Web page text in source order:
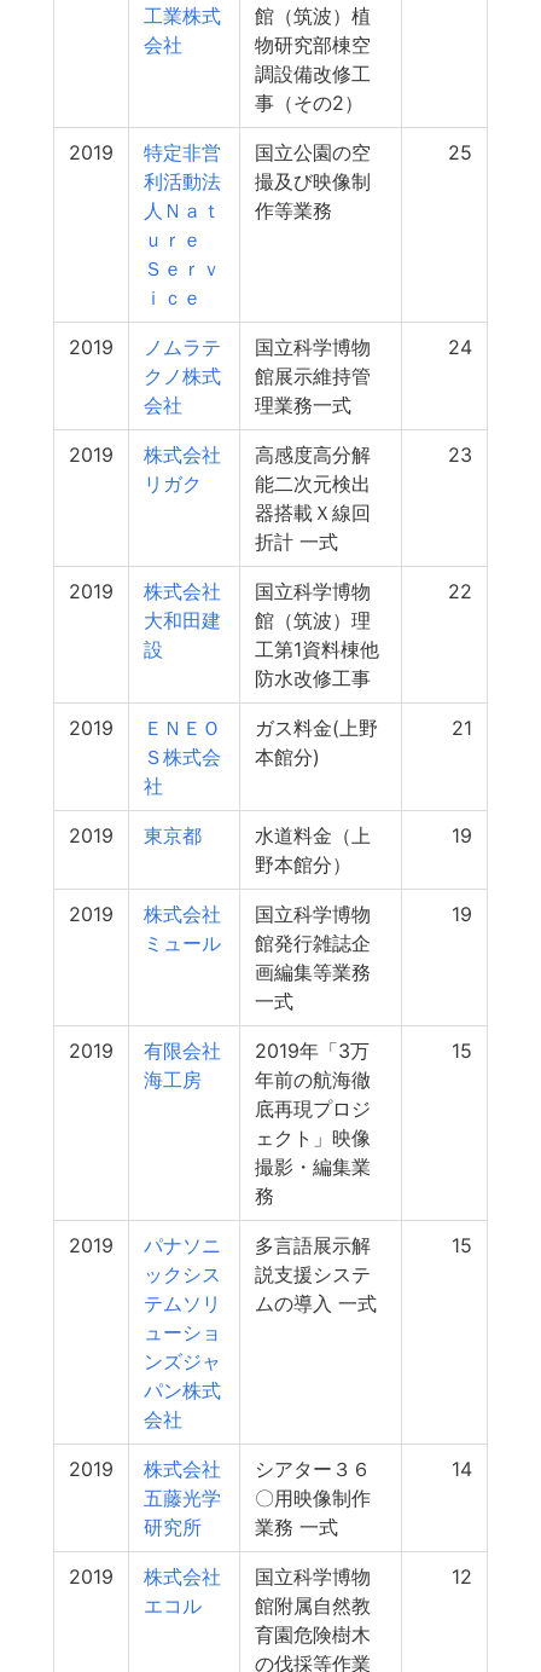
工業株式
会社
館（筑波）植
物研究部棟空
調設備改修工
事（その2）
2019
特定非営
利活動法
人Ｎａｔ
ｕｒｅ
Ｓｅｒｖ
ｉｃｅ
国立公園の空
撮及び映像制
作等業務
25
2019
ノムラテ
クノ株式
会社
国立科学博物
館展示維持管
理業務一式
24
2019
株式会社
リガク
高感度高分解
能二次元検出
器搭載Ｘ線回
折計 一式
23
2019
株式会社
大和田建
設
国立科学博物
館（筑波）理
工第1資料棟他
防水改修工事
22
2019
ＥＮＥＯ
Ｓ株式会
社
ガス料金(上野
本館分)
21
2019 東京都
水道料金（上
野本館分）
19
2019
株式会社
ミュール
国立科学博物
館発行雑誌企
画編集等業務
一式
19
2019
有限会社
海工房
2019年「3万
年前の航海徹
底再現プロジ
ェクト」映像
撮影・編集業
務
15
2019
パナソニ
ックシス
テムソリ
ューショ
ンズジャ
パン株式
会社
多言語展示解
説支援システ
ムの導入 一式
15
2019
株式会社
五藤光学
研究所
シアター３６
〇用映像制作
業務 一式
14
2019
株式会社
エコル
国立科学博物
館附属自然教
育園危険樹木
の伐採等作業
12